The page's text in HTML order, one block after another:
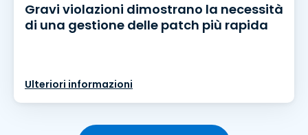
Gravi violazioni dimostrano la necessità
di una gestione delle patch più rapida
Ulteriori informazioni